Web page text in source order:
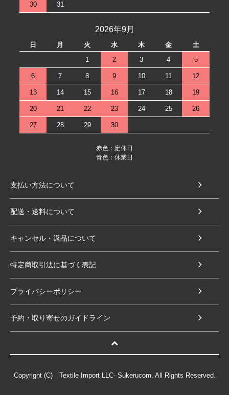
30 31
2026年9月
日 月 火 水 木 金
土
1
2 3 4 5
6 7 8 9 10 11 12
13 14 15 16 17 18 19
20 21 22 23 24 25 26
27 28 29 30
赤色：定休日
青色：休業日
支払い方法について
配送・送料について
キャンセル・返品について
特定商取引法に基づく表記
プライバシーポリシー
予約・取り寄せのガイドライン
Copyright (C) Textile Import LLC- Sukerucom. All Rights Reserved.